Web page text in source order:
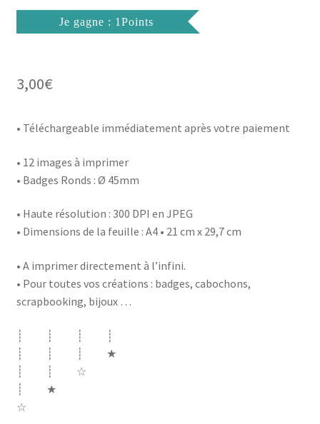
Je gagne : 1Points
3,00€
• Téléchargeable immédiatement après votre paiement
• 12 images à imprimer
• Badges Ronds : Ø 45mm
• Haute résolution : 300 DPI en JPEG
• Dimensions de la feuille : A4 • 21 cm x 29,7 cm
• A imprimer directement à l’infini.
• Pour toutes vos créations : badges, cabochons,
scrapbooking, bijoux …
┊ ┊ ┊ ┊
┊ ┊ ┊ ★
┊ ┊ ☆
┊ ★
☆